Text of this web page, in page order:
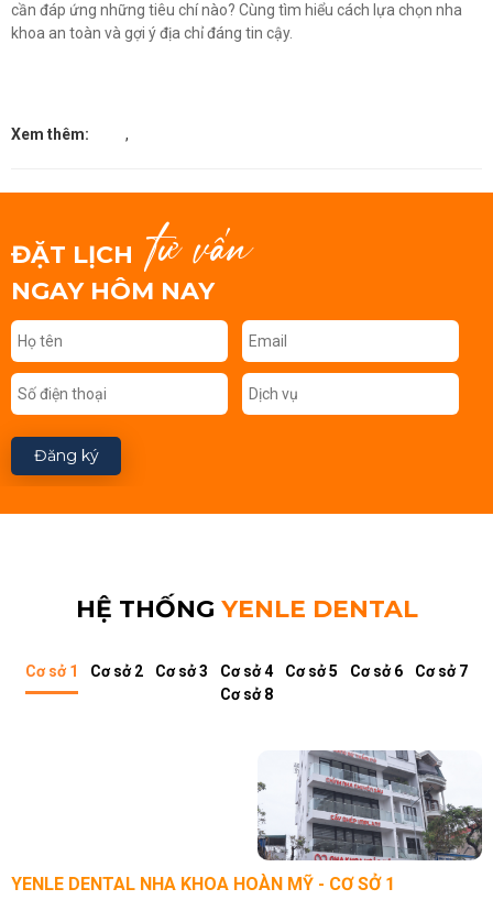
cần đáp ứng những tiêu chí nào? Cùng tìm hiểu cách lựa chọn nha
khoa an toàn và gợi ý địa chỉ đáng tin cậy.
Xem thêm: ,
ĐẶT LỊCH tư vấn
NGAY HÔM NAY
Đăng ký
HỆ THỐNG YENLE DENTAL
Cơ sở 1 Cơ sở 2 Cơ sở 3 Cơ sở 4 Cơ sở 5 Cơ sở 6
Cơ sở 7
Cơ sở 8
YENLE DENTAL NHA KHOA HOÀN MỸ - CƠ SỞ 1